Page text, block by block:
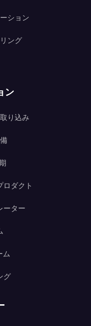
ション
ング
ン
り込み
ロダクト
ーター
ム
グ